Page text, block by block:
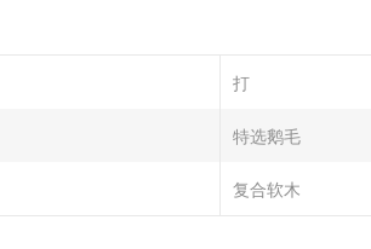
打
特选鹅毛
复合软木